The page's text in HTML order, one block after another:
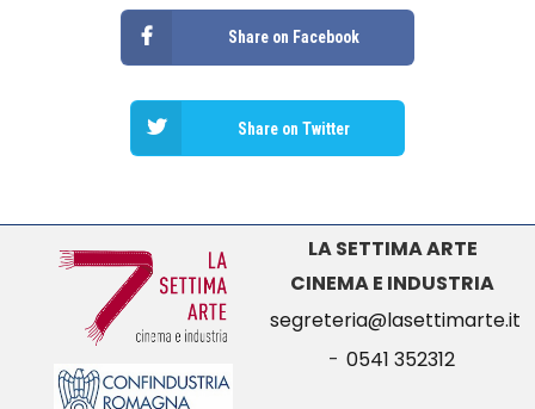
Share on Facebook
Share on Twitter
LA SETTIMA ARTE
CINEMA E INDUSTRIA
segreteria@lasettimarte.it
- 0541 352312